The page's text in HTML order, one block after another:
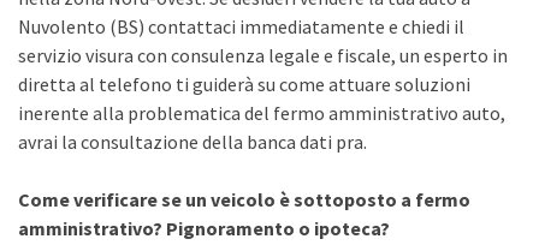
Nuvolento (BS) contattaci immediatamente e chiedi il
servizio visura con consulenza legale e fiscale, un esperto in
diretta al telefono ti guiderà su come attuare soluzioni
inerente alla problematica del fermo amministrativo auto,
avrai la consultazione della banca dati pra.
Come verificare se un veicolo è sottoposto a fermo
amministrativo? Pignoramento o ipoteca?